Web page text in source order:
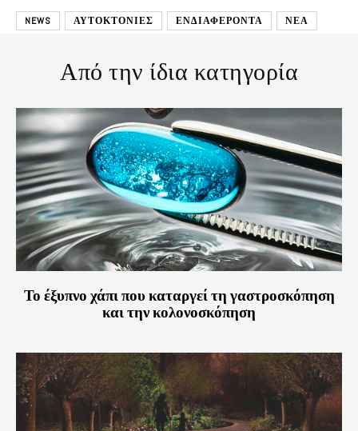
NEWS ΑΥΤΟΚΤΟΝΙΕΣ ΕΝΔΙΑΦΕΡΟΝΤΑ ΝΕΑ
Από την ίδια κατηγορία
Το έξυπνο χάπι που καταργεί τη γαστροσκόπηση
και την κολονοσκόπηση